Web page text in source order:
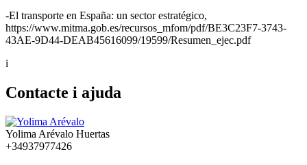
-El transporte en España: un sector estratégico,
https://www.mitma.gob.es/recursos_mfom/pdf/BE3C23F7-3743-
43AE-9D44-DEAB45616099/19599/Resumen_ejec.pdf
i
Contacte i ajuda
Yolima Arévalo Huertas
+34937977426